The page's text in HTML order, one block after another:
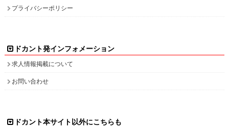
プライバシーポリシー
ドカント発インフォメーション
求人情報掲載について
お問い合わせ
ドカント本サイト以外にこちらも